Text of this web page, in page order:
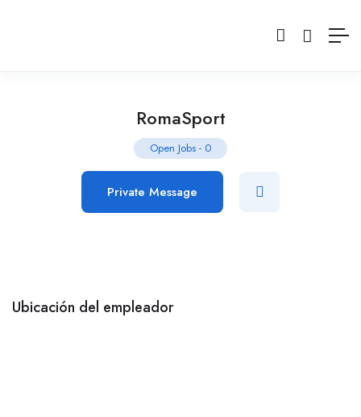
RomaSport
Open Jobs - 0
Private Message
Ubicación del empleador